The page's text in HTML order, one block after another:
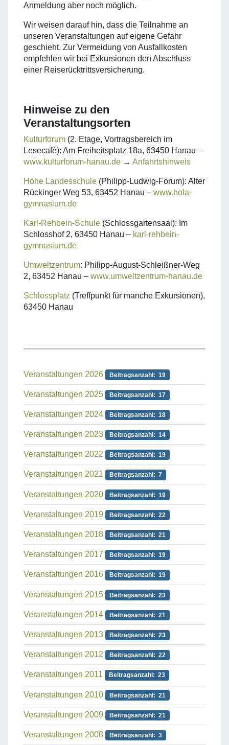
Anmeldung aber noch möglich.
Wir weisen darauf hin, dass die Teilnahme an
unseren Veranstaltungen auf eigene Gefahr
geschieht. Zur Vermeidung von Ausfallkosten
empfehlen wir bei Exkursionen den Abschluss
einer Reiserücktrittsversicherung.
Hinweise zu den
Veranstaltungsorten
Kulturforum (2. Etage, Vortragsbereich im
Lesecafé): Am Freiheitsplatz 18a, 63450 Hanau –
www.kulturforum-hanau.de → Anfahrtshinweis
Hohe Landesschule (Philipp-Ludwig-Forum): Alter
Rückinger Weg 53, 63452 Hanau – www.hola-
gymnasium.de
Karl-Rehbein-Schule (Schlossgartensaal): Im
Schlosshof 2, 63450 Hanau – karl-rehbein-
gymnasium.de
Umweltzentrum: Philipp-August-Schleißner-Weg
2, 63452 Hanau – www.umweltzentrum-hanau.de
Schlossplatz (Treffpunkt für manche Exkursionen),
63450 Hanau
Veranstaltungen 2026 Beitragsanzahl: 19
Veranstaltungen 2025 Beitragsanzahl: 17
Veranstaltungen 2024 Beitragsanzahl: 18
Veranstaltungen 2023 Beitragsanzahl: 14
Veranstaltungen 2022 Beitragsanzahl: 19
Veranstaltungen 2021 Beitragsanzahl: 7
Veranstaltungen 2020 Beitragsanzahl: 19
Veranstaltungen 2019 Beitragsanzahl: 22
Veranstaltungen 2018 Beitragsanzahl: 21
Veranstaltungen 2017 Beitragsanzahl: 19
Veranstaltungen 2016 Beitragsanzahl: 19
Veranstaltungen 2015 Beitragsanzahl: 23
Veranstaltungen 2014 Beitragsanzahl: 21
Veranstaltungen 2013 Beitragsanzahl: 23
Veranstaltungen 2012 Beitragsanzahl: 22
Veranstaltungen 2011 Beitragsanzahl: 23
Veranstaltungen 2010 Beitragsanzahl: 21
Veranstaltungen 2009 Beitragsanzahl: 21
Veranstaltungen 2008 Beitragsanzahl: 3